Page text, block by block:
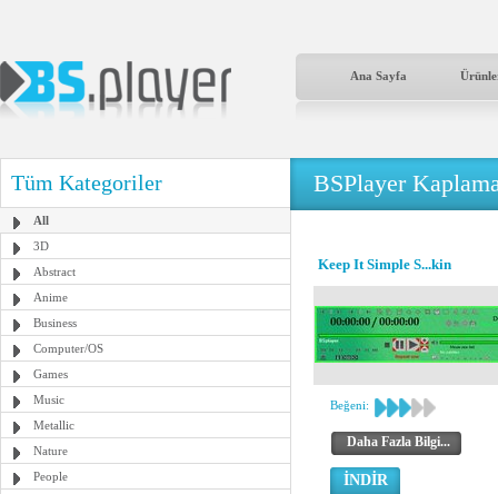
Ana Sayfa
Tüm Kategoriler
All
3D
Abstract
Anime
Business
Computer/OS
Games
Music
Metallic
Nature
People
BSPlayer
Keep It Simple S...kin
Beğeni:
Daha Fazla Bilgi...
İNDİR